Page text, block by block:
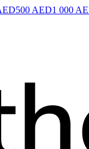
500 AED1 000